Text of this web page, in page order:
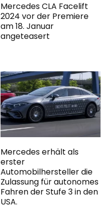
Mercedes CLA Facelift
2024 vor der Premiere
am 18. Januar
angeteasert
Mercedes erhält als
erster
Automobilhersteller die
Zulassung für autonomes
Fahren der Stufe 3 in den
USA.